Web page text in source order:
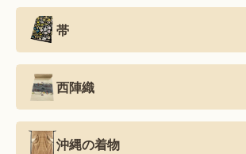
帯
西陣織
沖縄の着物